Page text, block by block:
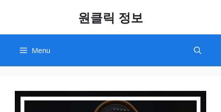
content
원클릭 정보
Menu